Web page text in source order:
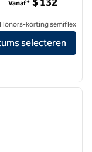
Hilton Anaheim-Main
Vanaf*
Honors-korting semiflex
selecteren